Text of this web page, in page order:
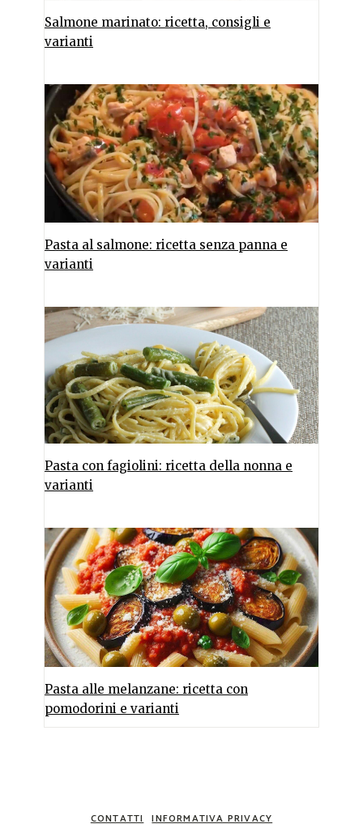
Salmone marinato: ricetta, consigli e
varianti
Pasta al salmone: ricetta senza panna e
varianti
Pasta con fagiolini: ricetta della nonna e
varianti
Pasta alle melanzane: ricetta con
pomodorini e varianti
CONTATTI INFORMATIVA PRIVACY